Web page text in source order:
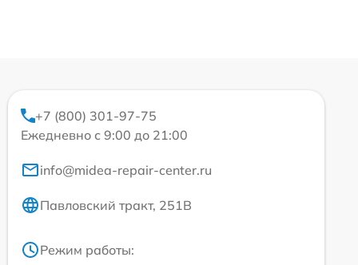
+7 (800) 301-97-75
Ежедневно с 9:00 до 21:00
info@midea-repair-center.ru
Павловский тракт, 251В
Режим работы: